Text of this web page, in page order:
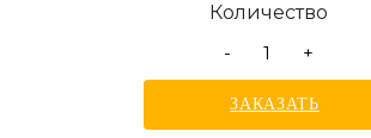
Количество
-
+
ЗАКАЗАТЬ